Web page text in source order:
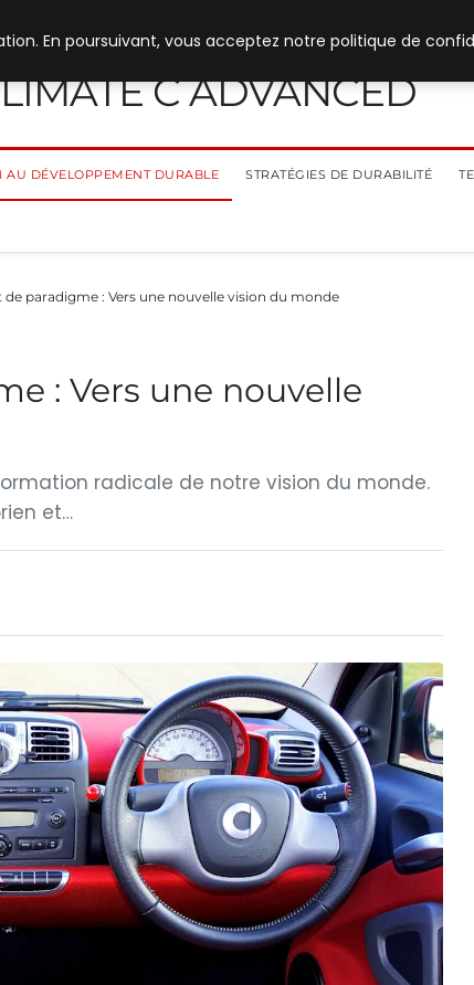
C ADVANCED
AU DÉVELOPPEMENT DURABLE STRATÉGIES DE DURABILITÉ
paradigme : Vers une nouvelle vision du monde
: Vers une nouvelle
radicale de notre vision du monde.
et…
En poursuivant, vous acceptez notre politique de